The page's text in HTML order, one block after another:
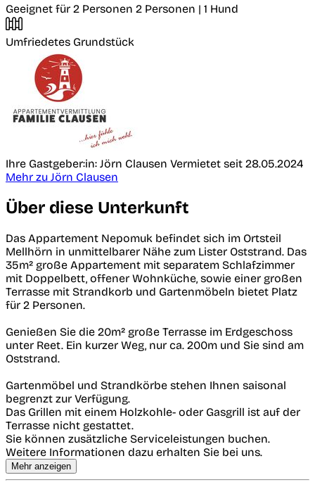
Geeignet für 2 Personen 2 Personen | 1 Hund
Umfriedetes Grundstück
Ihre Gastgeber:in: Jörn Clausen Vermietet seit 28.05.2024
Mehr zu Jörn Clausen
Über diese Unterkunft
Das Appartement Nepomuk befindet sich im Ortsteil
Mellhörn in unmittelbarer Nähe zum Lister Oststrand. Das
35m² große Appartement mit separatem Schlafzimmer
mit Doppelbett, offener Wohnküche, sowie einer großen
Terrasse mit Strandkorb und Gartenmöbeln bietet Platz
für 2 Personen.
Genießen Sie die 20m² große Terrasse im Erdgeschoss
unter Reet. Ein kurzer Weg, nur ca. 200m und Sie sind am
Oststrand.
Gartenmöbel und Strandkörbe stehen Ihnen saisonal
begrenzt zur Verfügung.
Das Grillen mit einem Holzkohle- oder Gasgrill ist auf der
Terrasse nicht gestattet.
Sie können zusätzliche Serviceleistungen buchen.
Weitere Informationen dazu erhalten Sie bei uns.
Mehr anzeigen